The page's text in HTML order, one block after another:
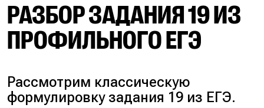
РАЗБОР ЗАДАНИЯ 19 ИЗ
ПРОФИЛЬНОГО ЕГЭ
Рассмотрим классическую
формулировку задания 19 из ЕГЭ.